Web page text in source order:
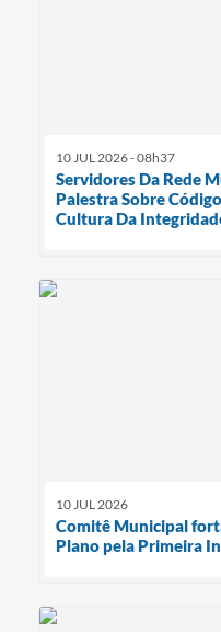
10 JUL 2026 - 08h37
Servidores Da Rede
Palestra Sobre
Cultura Da
10 JUL 2026
Comitê Municipal
Plano pela Primeira